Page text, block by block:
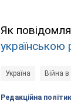
Як
українською
Україна Війна в
Редакційна